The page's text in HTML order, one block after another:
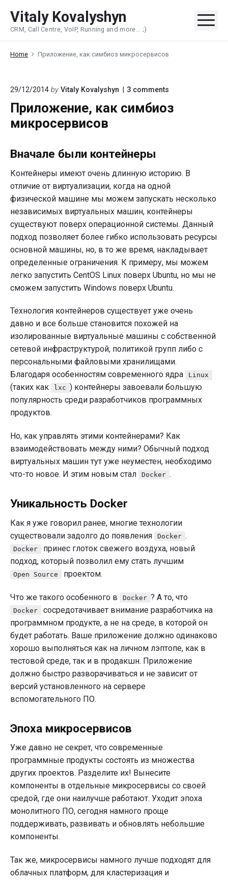
content
Vitaly Kovalyshyn
CRM, Call Centre, VoIP, Running and more... ;)
Home Приложение, как симбиоз микросервисов
29/12/2014 by Vitaly Kovalyshyn 3 comments
как
Приложение, как симбиоз
микросервисов
Вначале были контейнеры
Контейнеры имеют очень длинную историю. В
отличие от виртуализации, когда на одной
физической машине мы можем запускать несколько
независимых виртуальных машин, контейнеры
существуют поверх операционной системы. Данный
подход позволяет более гибко использовать ресурсы
основной машины, но, в то же время, накладывает
определенные ограничения. К примеру, мы можем
легко запустить CentOS Linux поверх Ubuntu, но мы не
сможем запустить Windows поверх Ubuntu.
Технология контейнеров существует уже очень
давно и все больше становится похожей на
изолированные виртуальные машины с собственной
сетевой инфраструктурой, политикой групп либо с
персональными файловыми хранилищами.
Благодаря особенностям современного ядра
Linux
(таких как lxc ) контейнеры завоевали большую
популярность среди разработчиков программных
продуктов.
Но, как управлять этими контейнерами? Как
взаимодействовать между ними? Обычный подход
виртуальных машин тут уже неуместен, необходимо
что-то новое. И этим новым стал
Docker .
Уникальность Docker
Как я уже говорил ранее, многие технологии
существовали задолго до появления
Docker .
Docker
принес глоток свежего воздуха, новый
подход, который позволил ему стать лучшим
Open Source проектом.
Что же такого особенного в Docker ? А то, что
Docker
сосредотачивает внимание разработчика на
программном продукте, а не на среде, в которой он
будет работать. Ваше приложение должно одинаково
хорошо выполняться как на личном лэптопе, как в
тестовой среде, так и в продакшн. Приложение
должно быстро разворачиваться и не зависит от
версий установленного на сервере
вспомогательного ПО.
Эпоха микросервисов
Уже давно не секрет, что современные
программные продукты состоять из множества
других проектов. Разделите их! Вынесите
компоненты в отдельные микросервисы со своей
средой, где они наилучше работают. Уходит эпоха
монолитного ПО, сегодня намного проще
поддерживать, развивать и обновлять небольшие
компоненты.
Так же, микросервисы намного лучше подходят для
облачных платформ, для кластеризация и